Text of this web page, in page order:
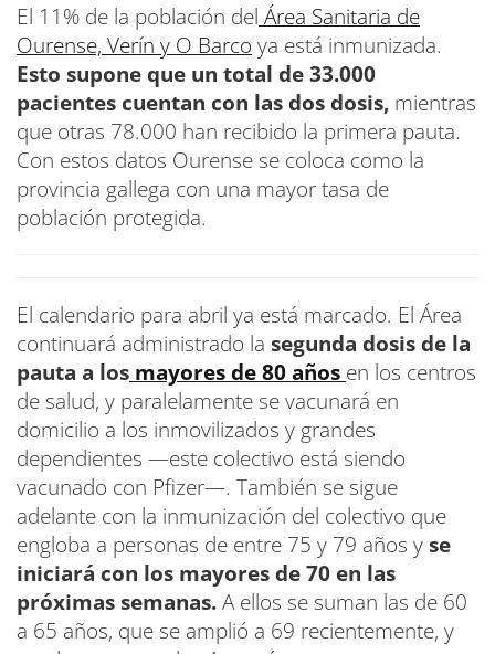
El 11% de la población del Área Sanitaria de
Ourense, Verín y O Barco ya está inmunizada.
Esto supone que un total de 33.000
pacientes cuentan con las dos dosis, mientras
que otras 78.000 han recibido la primera pauta.
Con estos datos Ourense se coloca como la
provincia gallega con una mayor tasa de
población protegida.
El calendario para abril ya está marcado. El Área
continuará administrado la segunda dosis de la
pauta a los mayores de 80 años en los centros
de salud, y paralelamente se vacunará en
domicilio a los inmovilizados y grandes
dependientes —este colectivo está siendo
vacunado con Pfizer—. También se sigue
adelante con la inmunización del colectivo que
engloba a personas de entre 75 y 79 años yse
iniciará con los mayores de 70 en las
próximas semanas.A ellos se suman las de 60
a 65 años, que se amplió a 69 recientemente, y